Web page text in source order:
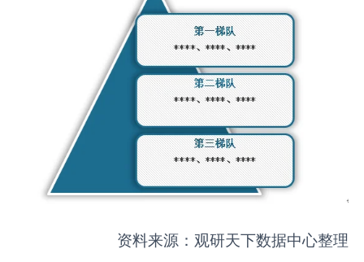
资料来源：观研天下数据中心整理